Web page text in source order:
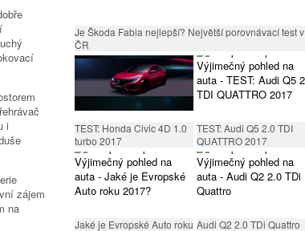
i
zájem
na
Je Škoda Fabia nejlepší? Největší porovnávací test v
ČR
TEST: Honda Civic 4D 1.0
turbo 2017
TEST: Audi Q5 2.0 TDI
QUATTRO 2017
Jaké je Evropské Auto roku Audi Q2 2.0 TDi Quattro